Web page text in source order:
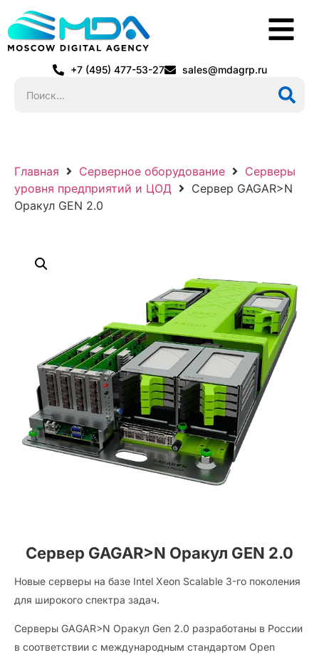
+7 (495) 477-53-27 sales@mdagrp.ru
Главная Серверное оборудование
Серверы
уровня предприятий и ЦОД
Сервер GAGAR>N
Оракул GEN 2.0
Сервер GAGAR>N Оракул GEN 2.0
Новые серверы на базе Intel Xeon Scalable 3-го поколения
для широкого спектра задач.
Серверы GAGAR>N Оракул Gen 2.0 разработаны в России
в соответствии с международным стандартом Open